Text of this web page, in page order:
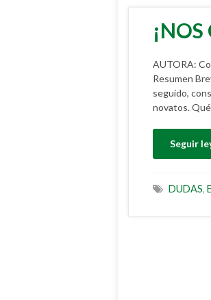
AUTORA:
Resumen
seguido,
novatos.
Seguir
DUDAS,